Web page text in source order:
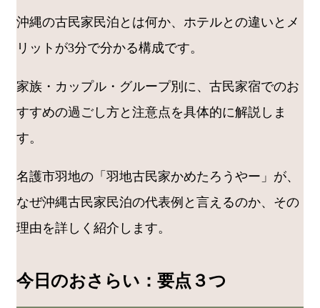
沖縄の古民家民泊とは何か、ホテルとの違いとメ
リットが3分で分かる構成です。
家族・カップル・グループ別に、古民家宿でのお
すすめの過ごし方と注意点を具体的に解説しま
す。
名護市羽地の「羽地古民家かめたろうやー」が、
なぜ沖縄古民家民泊の代表例と言えるのか、その
理由を詳しく紹介します。
今日のおさらい：要点３つ